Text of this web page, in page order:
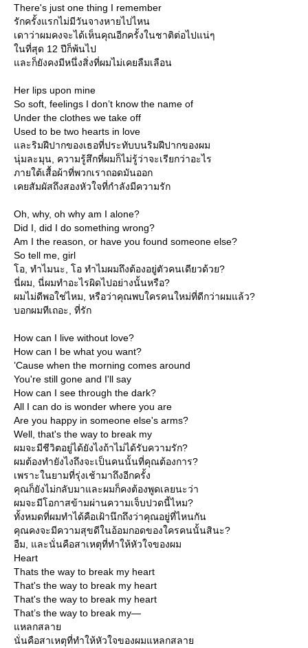
There's just one thing I remember
รักครั้งแรกไม่มีวันจางหายไปไหน
เดาว่าผมคงจะได้เห็นคุณอีกครั้งในชาติต่อไปแน่ๆ
นที่สุด 12 ปีก็พ้นไป
ละก็ยังคงมีหนึ่งสิ่งที่ผมไม่เคยลืมเลือน
Her lips upon mine
So soft, feelings I don’t know the name of
Under the clothes we take off
Used to be two hearts in love
ละริมฝีปากของเธอที่ประทับบนริมฝีปากของผม
นุ่มละมุน, ความรู้สึกที่ผมก็ไม่รู้ว่าจะเรียกว่าอะไร
ภายใต้เสื้อผ้าที่พวกเราถอดมันออก
เคยสัมผัสถึงสองหัวใจที่กำลังมีความรัก
Oh, why, oh why am I alone?
Did I, did I do something wrong?
Am I the reason, or have you found someone else?
So tell me, girl
อ, ทำไมนะ, โอ ทำไมผมถึงต้องอยู่ตัวคนเดียวด้วย?
นี่ผม, นี่ผมทำอะไรผิดไปอย่างนั้นหรือ?
ผมไม่ดีพอใช่ไหม, หรือว่าคุณพบใครคนใหม่ที่ดีกว่าผมแล้ว?
บอกผมทีเถอะ, ที่รัก
How can I live without love?
How can I be what you want?
’Cause when the morning comes around
You're still gone and I'll say
How can I see through the dark?
All I can do is wonder where you are
Are you happy in someone else's arms?
Well, that's the way to break my
ผมจะมีชีวิตอยู่ได้ยังไงถ้าไม่ได้รับความรัก?
ผมต้องทำยังไงถึงจะเป็นคนนั้นที่คุณต้องการ?
เพราะในยามที่รุ่งเช้ามาถึงอีกครั้ง
คุณก็ยังไม่กลับมาและผมก็คงต้องพูดเลยนะว่า
ผมจะมีโอกาสข้ามผ่านความเจ็บปวดนี้ไหม?
ทั้งหมดที่ผมทำได้คือเฝ้านึกถึงว่าคุณอยู่ที่ไหนกัน
คุณคงจะมีความสุขดีในอ้อมกอดของใครคนนั้นสินะ?
อืม, และนั่นคือสาเหตุที่ทำให้หัวใจของผม
Heart
Thats the way to break my heart
That's the way to break my heart
That's the way to break my heart
That’s the way to break my—
หลกสลา
นั่นคือสาเหตุที่ทำให้หัวใจของผมแหลกสลา